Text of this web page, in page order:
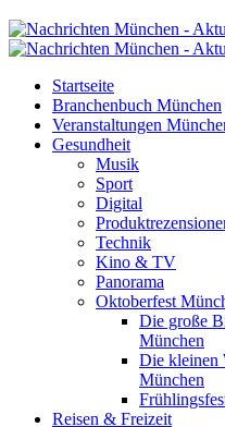
Startseite
Branchenbuch München
Veranstaltungen
Gesundheit
Musik
Sport
Digital
Technik
Kino & TV
Panorama
Oktoberfest
Die große
München
Die kleinen
München
Reisen & Freizeit